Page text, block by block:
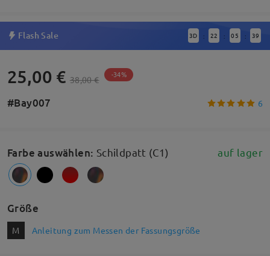
Flash Sale 3D : 22 : 05 : 38
25,00 € 38,00 € -34%
#Bay007 6
Farbe auswählen: Schildpatt (C1) auf lager
Größe
M Anleitung zum Messen der Fassungsgröße